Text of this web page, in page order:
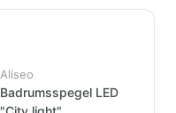
Aliseo
Badrumsspegel LED